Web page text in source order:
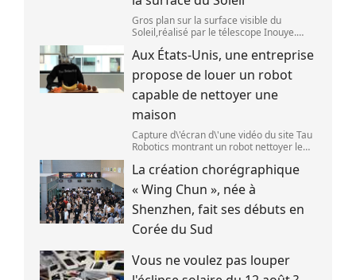
Gros plan sur la surface visible du
Soleil,réalisé par le télescope Inouye.
(NSF/NSO/AURA/MPS) Certains se
préparent peut-être à photographier le
mieux possible l\'éclipse solaire,prévue le
1
Aux États-Unis, une entreprise
propose de louer un robot
capable de nettoyer une
maison
Capture d\'écran d\'une vidéo du site Tau
Robotics montrant un robot nettoyer le
Robotics)
La création chorégraphique
« Wing Chun », née à
Shenzhen, fait ses débuts en
Corée du Sud
Vous ne voulez pas louper